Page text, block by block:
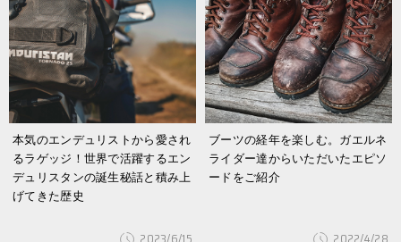
本気のエンデュリストから愛され
るラゲッジ！世界で活躍するエン
デュリスタンの誕生秘話と積み上
げてきた歴史
ブーツの経年を楽しむ。ガエルネ
ライダー達からいただいたエピソ
ードをご紹介